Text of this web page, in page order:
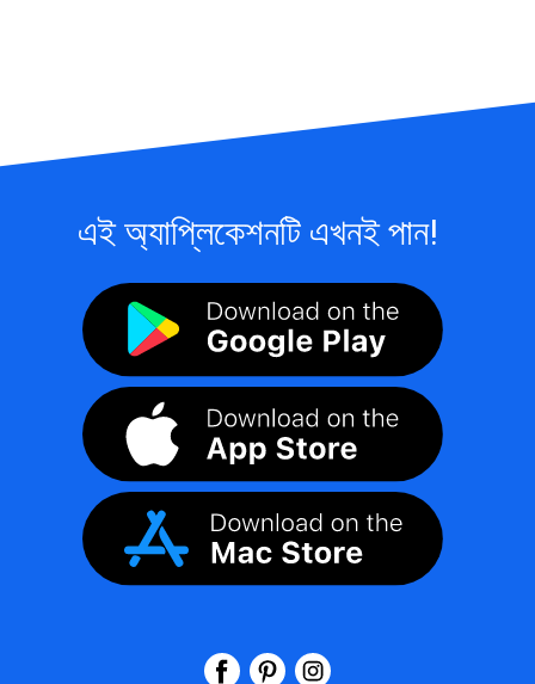
এই অ্যাপ্লিকেশনটি এখনই পান!